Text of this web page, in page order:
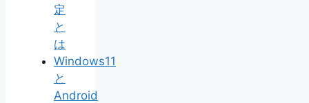
定
と
は
Windows11
と
Android